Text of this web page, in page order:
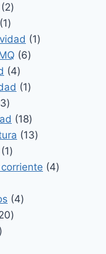
22
productos
11
producto
11
66
44
productos
11
33
productos
1818
productos
1313
11
producto44
44
20
4